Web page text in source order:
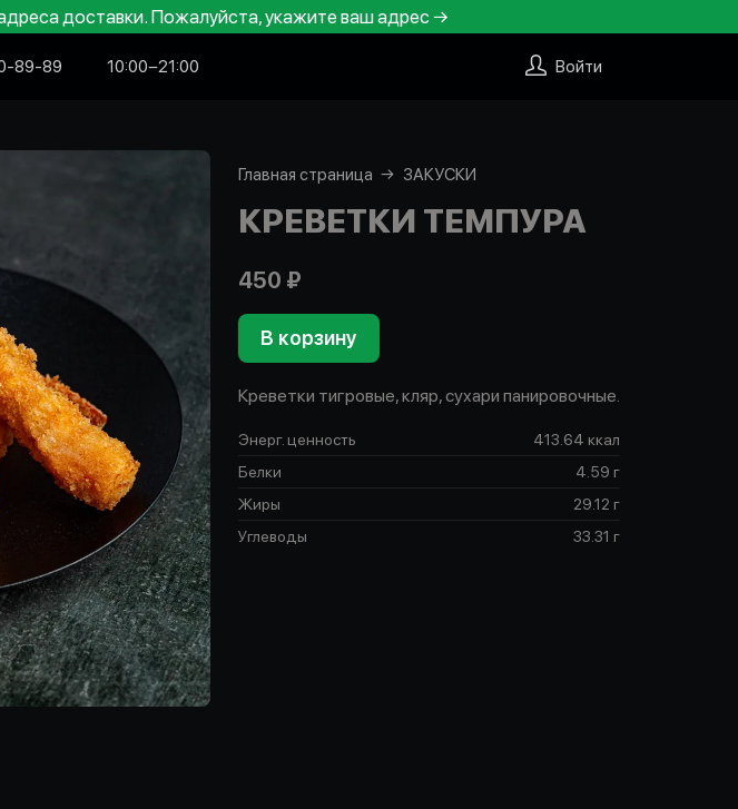
доставки. Пожалуйста, укажите ваш адрес →
89-89 10:00−21:00 Войти
Главная страница ЗАКУСКИ
КРЕВЕТКИ ТЕМПУРА
450 ₽
В корзину
Креветки тигровые, кляр, сухари панировочные.
Энерг. ценность
413.64 ккал
Белки
4.59 г
Жиры
29.12 г
Углеводы
33.31 г